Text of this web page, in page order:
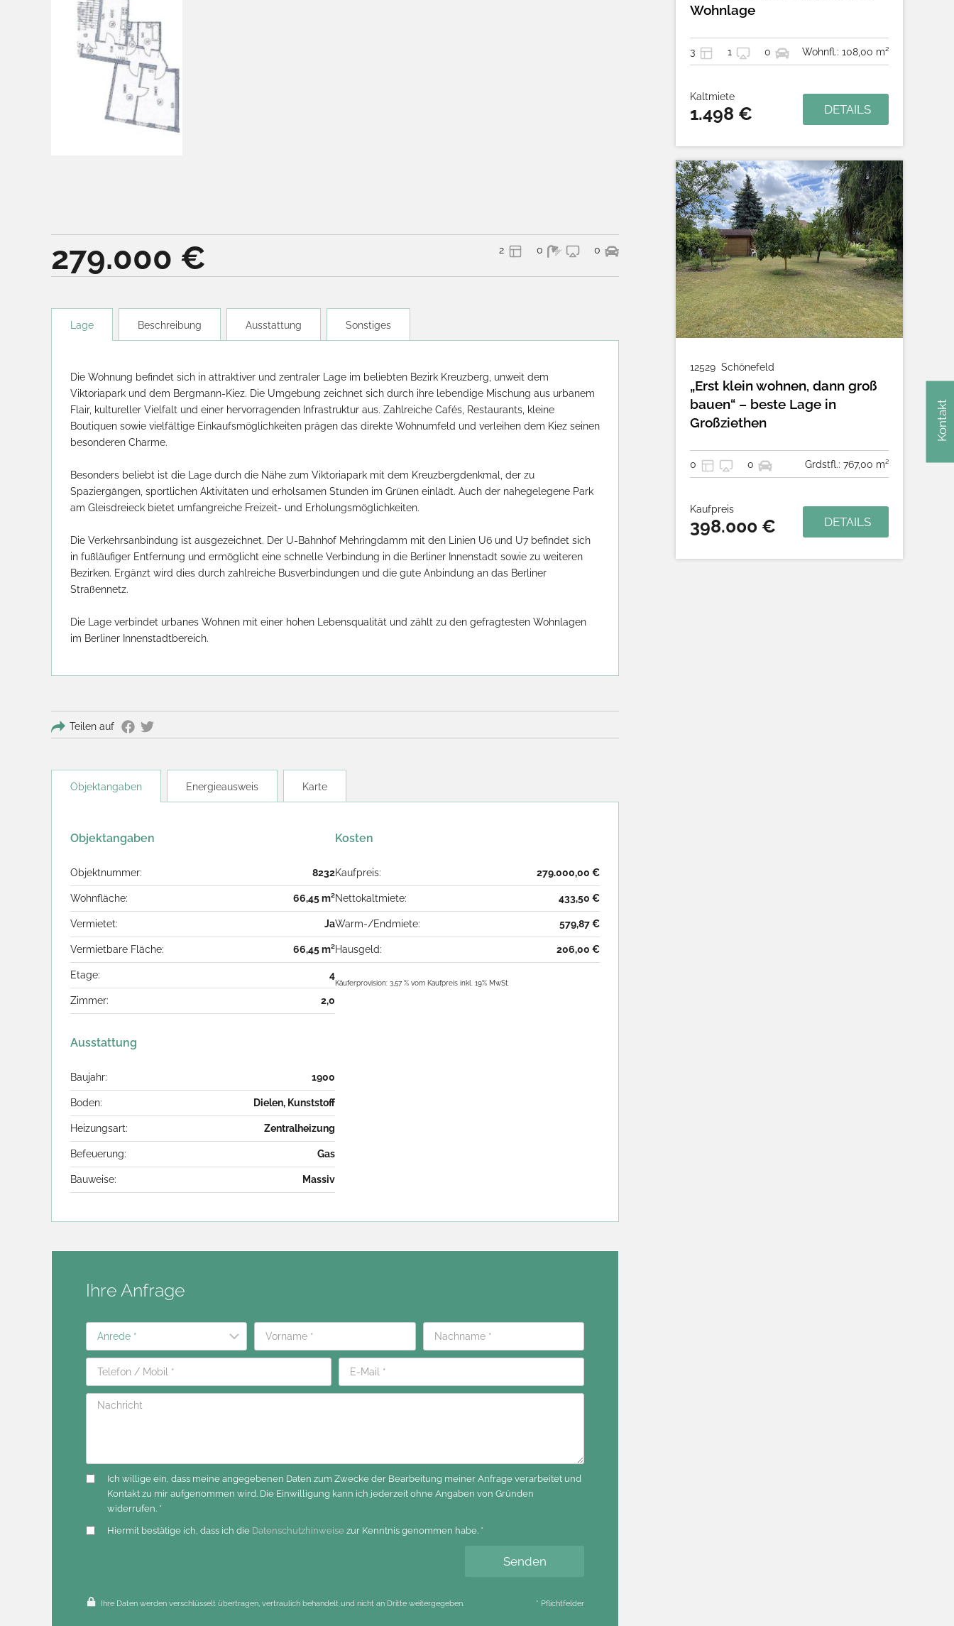
Kontakt
279.000 € 0
0
2
Lage Beschreibung Ausstattung Sonstiges
Die Wohnung befindet sich in attraktiver und zentraler Lage im beliebten Bezirk Kreuzberg, unweit dem
Viktoriapark und dem Bergmann-Kiez. Die Umgebung zeichnet sich durch ihre lebendige Mischung aus urbanem
Flair, kultureller Vielfalt und einer hervorragenden Infrastruktur aus. Zahlreiche Cafés, Restaurants, kleine
Boutiquen sowie vielfältige Einkaufsmöglichkeiten prägen das direkte Wohnumfeld und verleihen dem Kiez seinen
besonderen Charme.
Besonders beliebt ist die Lage durch die Nähe zum Viktoriapark mit dem Kreuzbergdenkmal, der zu
Spaziergängen, sportlichen Aktivitäten und erholsamen Stunden im Grünen einlädt. Auch der nahegelegene Park
am Gleisdreieck bietet umfangreiche Freizeit- und Erholungsmöglichkeiten.
Die Verkehrsanbindung ist ausgezeichnet. Der U-Bahnhof Mehringdamm mit den Linien U6 und U7 befindet sich
in fußläufiger Entfernung und ermöglicht eine schnelle Verbindung in die Berliner Innenstadt sowie zu weiteren
Bezirken. Ergänzt wird dies durch zahlreiche Busverbindungen und die gute Anbindung an das Berliner
Straßennetz.
Die Lage verbindet urbanes Wohnen mit einer hohen Lebensqualität und zählt zu den gefragtesten Wohnlagen
im Berliner Innenstadtbereich.
Teilen auf
Objektangaben Energieausweis Karte
Objektangaben
Objektnummer: 8232
Wohnfläche: 66,45 m²
Vermietet: Ja
Vermietbare Fläche: 66,45 m²
Etage: 4
Zimmer: 2,0
Kosten
Kaufpreis: 279.000,00 €
Nettokaltmiete: 433,50 €
Warm-/Endmiete: 579,87 €
Hausgeld: 206,00 €
Käuferprovision: 3,57 % vom Kaufpreis inkl. 19% MwSt.
Ausstattung
Baujahr: 1900
Boden: Dielen, Kunststoff
Heizungsart: Zentralheizung
Befeuerung: Gas
Bauweise: Massiv
Ihre Anfrage
Ich willige ein, dass meine angegebenen Daten zum Zwecke der Bearbeitung meiner Anfrage verarbeitet und
Kontakt zu mir aufgenommen wird. Die Einwilligung kann ich jederzeit ohne Angaben von Gründen
widerrufen. *
Hiermit bestätige ich, dass ich die Datenschutzhinweise zur Kenntnis genommen habe. *
Senden
Ihre Daten werden verschlüsselt übertragen, vertraulich behandelt und nicht an Dritte weitergegeben. * Pflichtfelder
Wohnlage
3 1 0 Wohnfl.: 108,00 m²
Kaltmiete
1.498 € DETAILS
12529 Schönefeld
„Erst klein wohnen, dann groß
bauen“ – beste Lage in
Großziethen
0 0 Grdstfl.: 767,00 m²
Kaufpreis
398.000 € DETAILS